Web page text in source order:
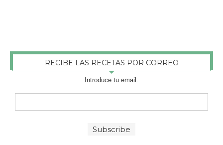
RECIBE LAS RECETAS POR CORREO
Introduce tu email: